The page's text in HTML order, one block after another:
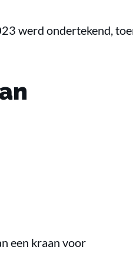
werd ondertekend,
een kraan voor